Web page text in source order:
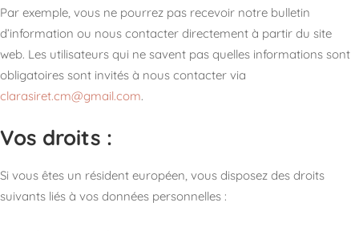
Par exemple, vous ne pourrez pas recevoir notre bulletin
d’information ou nous contacter directement à partir du site
web. Les utilisateurs qui ne savent pas quelles informations sont
obligatoires sont invités à nous contacter via
clarasiret.cm@gmail.com.
Vos droits :
Si vous êtes un résident européen, vous disposez des droits
suivants liés à vos données personnelles :